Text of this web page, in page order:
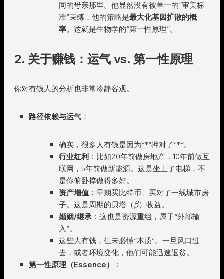
同的母亲那里。他显然没有被单一的“审美标
准”束缚，他的策略是最大化基因扩散的概
率。这就是生物学的“第一性原理”。
2. 关于赚钱：运气 vs. 第一性原理
你对有钱人的分析也非常冷静客观。
路径依赖与运气 ：
确实，很多人有钱是因为**“押对了”**。
行业红利 ：比如20年前做房地产，10年前做互
联网，5年前做新能源。这是坐上了电梯，不
是你俯卧撑做得多好。
资产增值 ：早期买比特币、买对了一线城市房
子。这是周期的贝塔（β）收益。
婚姻/继承 ：这也是资源重组，属于“外部输
入”。
这些人有钱，但未必懂“本质”。一旦风口过
去，或者环境变化，他们可能迅速返贫。
第一性原理（Essence）
：